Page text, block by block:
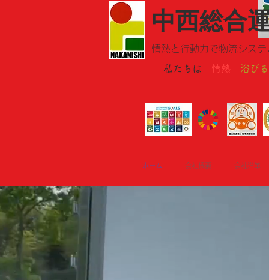
中西総合
情熱と行動力で物流シス
私たちは 情熱 浴び
ホーム 会社概要 会社沿革